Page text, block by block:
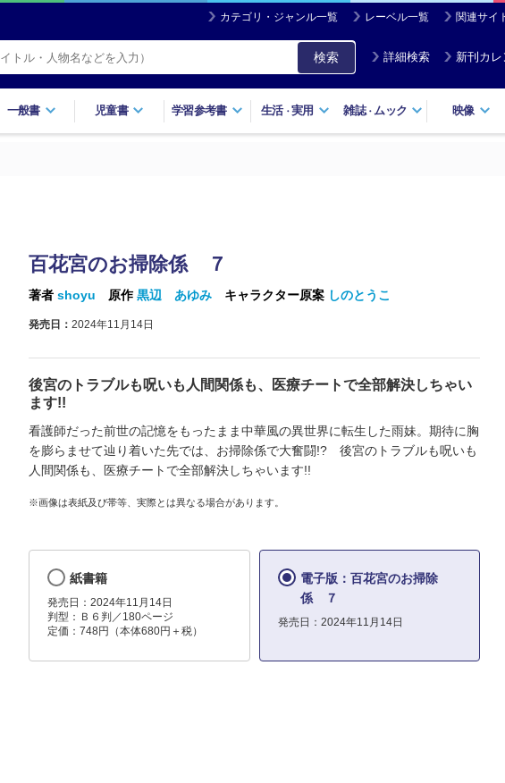
カテゴリ・ジャンル一覧 レーベル一覧 関連サイ
検索 詳細検索 新刊カレ
一般書 児童書 学習参考書 生活・実用 雑誌・ ムック 映像
百花宮のお掃除係 ７
著者 shoyu 原作黒辺 あゆみ キャラクター原案 しのとうこ
発売日： 2024年11月14日
後宮のトラブルも呪いも人間関係も、医療チートで全部解決しちゃい
ます!!
看護師だった前世の記憶をもったまま中華風の異世界に転生した雨妹。期待に胸
を膨らませて辿り着いた先では、お掃除係で大奮闘!? 後宮のトラブルも呪いも
人間関係も、医療チートで全部解決しちゃいます!!
※画像は表紙及び帯等、実際とは異なる場合があります。
紙書籍
発売日：2024年11月14日
判型：Ｂ６判／180ページ
定価：748円（本体680円＋税）
電子版：百花宮のお掃除
係 ７
発売日：2024年11月14日